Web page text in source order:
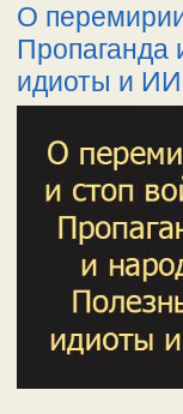
О
Пропаганда
идиоты и ИИ